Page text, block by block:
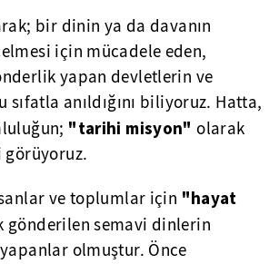
bir dinin ya da davanın
için mücadele eden,
yapan devletlerin ve
anıldığını biliyoruz. Hatta,
"tarihi misyon" olarak
ve toplumlar için "hayat
gönderilen semavi dinlerin
yapanlar olmuştur. Önce